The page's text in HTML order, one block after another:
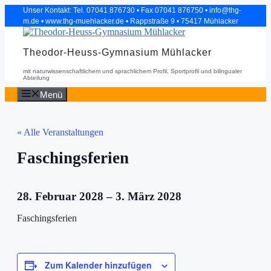
Inhalt
springen
Unser Kontakt: Tel. 07041 876730 • Fax 07041 876750 • info@thg-
m.de • www.thg-muehlacker.de • Rappstraße 9 • 75417 Mühlacker
Theodor-Heuss-Gymnasium Mühlacker
mit naturwissenschaftlichem und sprachlichem Profil, Sportprofil und bilingualer
Abteilung
Menü
« Alle Veranstaltungen
Faschingsferien
28. Februar 2028– 3. März 2028
Faschingsferien
Zum Kalender hinzufügen